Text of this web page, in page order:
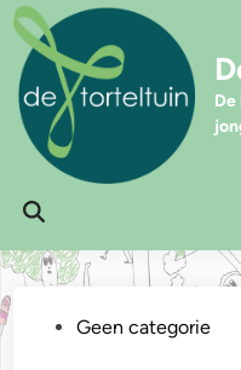
Ga
naar
inhoud
Zoeken
Geplaatst
Geen categorie